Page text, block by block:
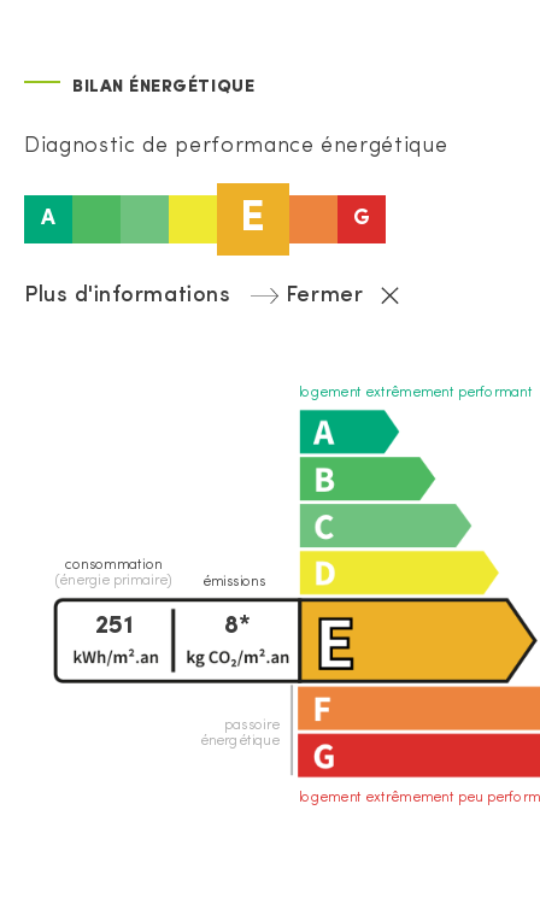
BILAN ÉNERGÉTIQUE
Diagnostic de performance énergétique
A E G
Plus d'informations Fermer
logement extrêmement performant
logement extrêmement peu
passoire
énergétique
consommation
(énergie primaire)
émissions
251 8*